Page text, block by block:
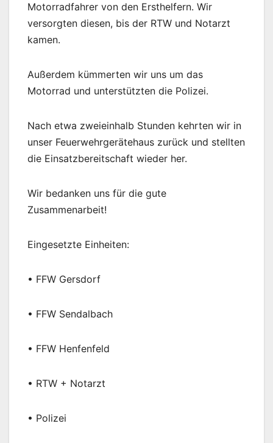
Motorradfahrer von den Ersthelfern. Wir
versorgten diesen, bis der RTW und Notarzt
kamen.
Außerdem kümmerten wir uns um das
Motorrad und unterstützten die Polizei.
Nach etwa zweieinhalb Stunden kehrten wir in
unser Feuerwehrgerätehaus zurück und stellten
die Einsatzbereitschaft wieder her.
Wir bedanken uns für die gute
Zusammenarbeit!
Eingesetzte Einheiten:
• FFW Gersdorf
• FFW Sendalbach
• FFW Henfenfeld
• RTW + Notarzt
• Polizei